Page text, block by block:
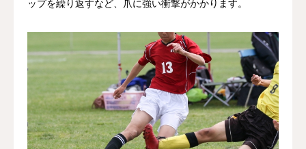
ップを繰り返すなど、爪に強い衝撃がかかります。